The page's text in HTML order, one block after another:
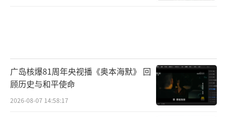
广岛核爆81周年央视播《奥本海默》 回
顾历史与和平使命
2026-08-07 14:58:17